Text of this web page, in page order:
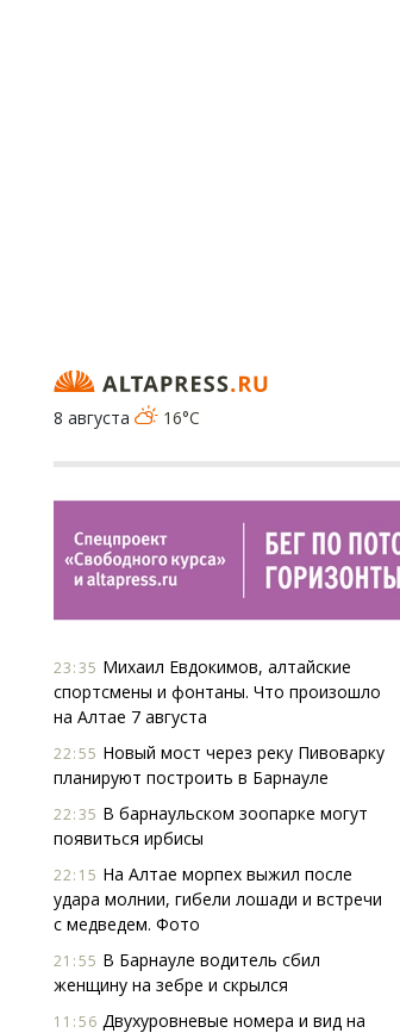
8 августа
16°C
23:35 Михаил Евдокимов, алтайские
спортсмены и фонтаны. Что произошло
на Алтае 7 августа
22:55 Новый мост через реку Пивоварку
планируют построить в Барнауле
22:35 В барнаульском зоопарке могут
появиться ирбисы
22:15 На Алтае морпех выжил после
удара молнии, гибели лошади и встречи
с медведем. Фото
21:55 В Барнауле водитель сбил
женщину на зебре и скрылся
11:56 Двухуровневые номера и вид на